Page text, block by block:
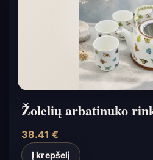
Žolelių arbatinuko
38.41 €
Į krepšelį